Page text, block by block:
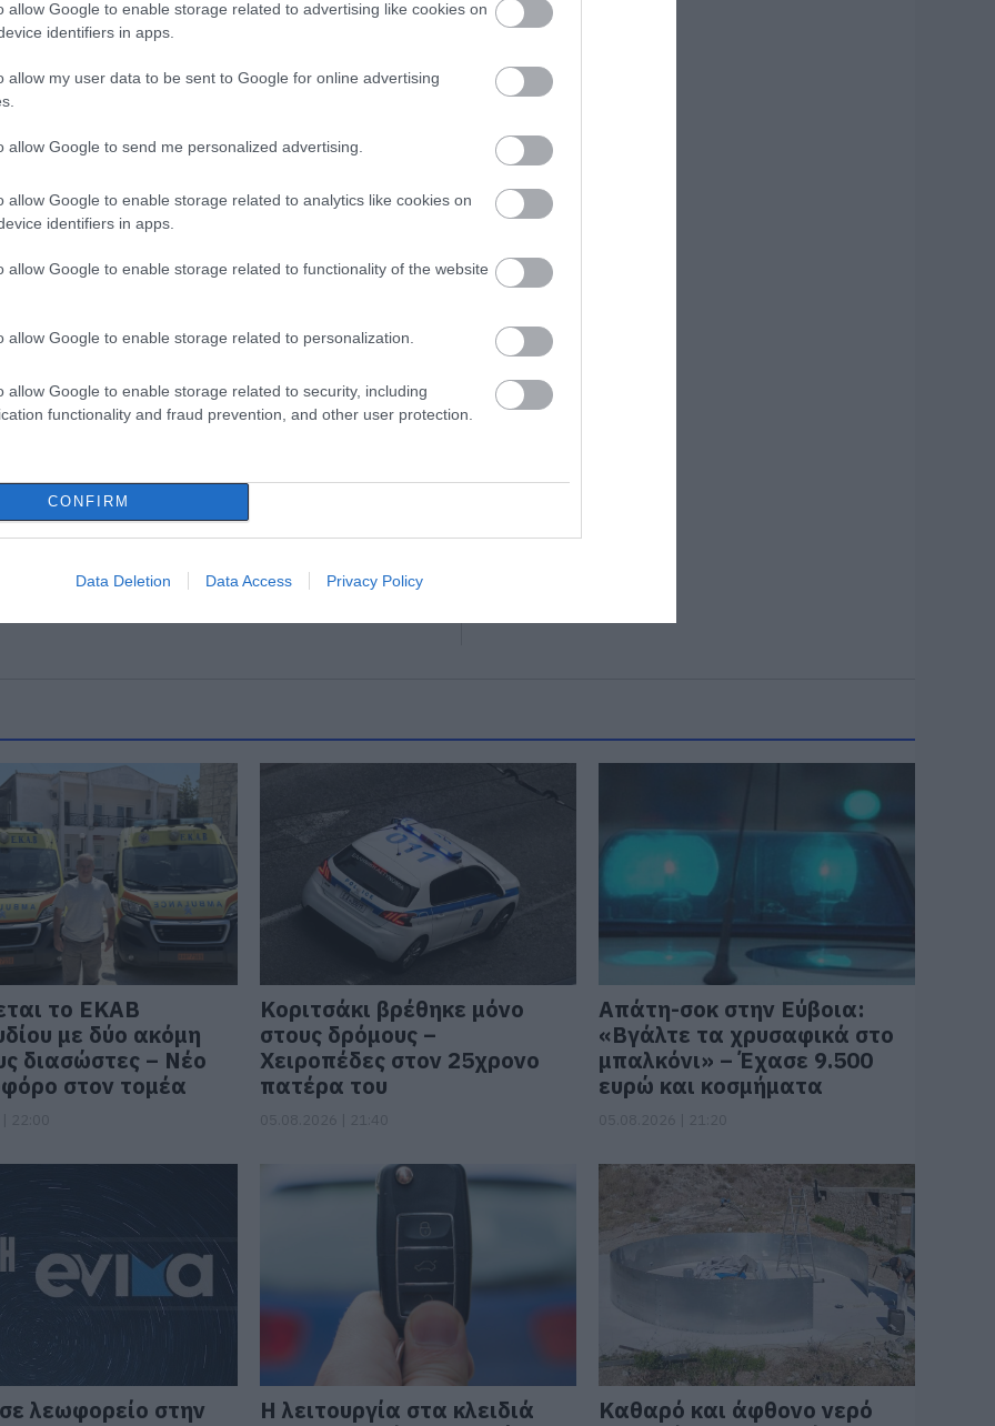
allow Google to enable storage related to advertising like cookies on
identifiers in apps.
allow my user data to be sent to Google for online advertising
allow Google to send me personalized advertising.
allow Google to enable storage related to analytics like cookies on
identifiers in apps.
allow Google to enable storage related to functionality of the website
allow Google to enable storage related to personalization.
allow Google to enable storage related to security, including
functionality and fraud prevention, and other user protection.
CONFIRM
Data Deletion Data Access Privacy Policy
Τα
αναμένεται
Ένα ξωκλήσι
Ξέρετε πού βρίσκεται;
δεν
19 χρόνια από
του Canadair
στην Εύβοια: Νέα
τηλεφωνική απάτη
Μύκονος: Έψαχναν
τσάντα και Rolex
αξίας 75.000 ευρώ –
Η ανακάλυψη κάτω
05.08.2026 | 17:40
το ΕΚΑΒ
με δύο ακόμη
διασώστες – Νέο
στον τομέα
Κοριτσάκι βρέθηκε μόνο
στους δρόμους –
Χειροπέδες στον 25χρονο
πατέρα του
Απάτη-σοκ στην Εύβοια:
«Βγάλτε τα χρυσαφικά στο
μπαλκόνι» – Έχασε 9.500
ευρώ και κοσμήματα
λεωφορείο στην
Η λειτουργία στα κλειδιά
Καθαρό και άφθονο νερό